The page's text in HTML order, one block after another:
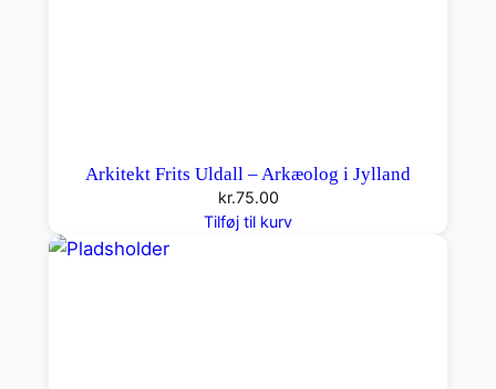
Arkitekt Frits Uldall – Arkæolog i Jylland
kr.75.00
Tilføj til kurv